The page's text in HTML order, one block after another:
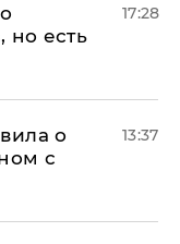
но есть
17:28
о
с
13:37